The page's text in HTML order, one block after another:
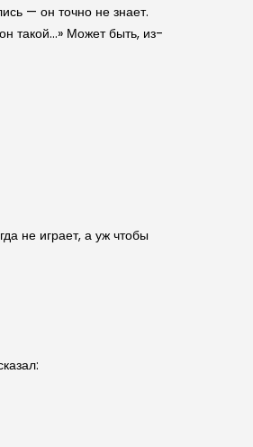
— он точно не знает.
такой…» Может быть, из-
не играет, а уж чтобы